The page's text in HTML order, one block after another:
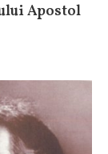
Apostol